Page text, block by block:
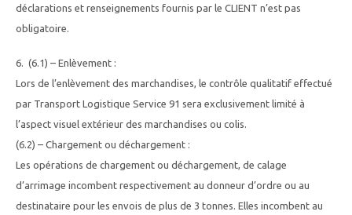
déclarations et renseignements fournis par le CLIENT n’est pas
obligatoire.
6. (6.1) – Enlèvement :
Lors de l’enlèvement des marchandises, le contrôle qualitatif effectué
par Transport Logistique Service 91 sera exclusivement limité à
l’aspect visuel extérieur des marchandises ou colis.
(6.2) – Chargement ou déchargement :
Les opérations de chargement ou déchargement, de calage
d’arrimage incombent respectivement au donneur d’ordre ou au
destinataire pour les envois de plus de 3 tonnes. Elles incombent au